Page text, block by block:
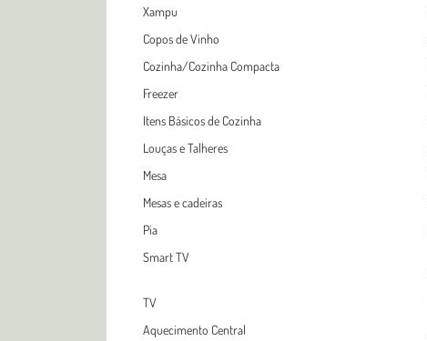
Xampu
Copos de Vinho
Cozinha/Cozinha Compacta
Freezer
Itens Básicos de Cozinha
Louças e Talheres
Mesa
Mesas e cadeiras
Pia
Smart TV
TV
Aquecimento Central